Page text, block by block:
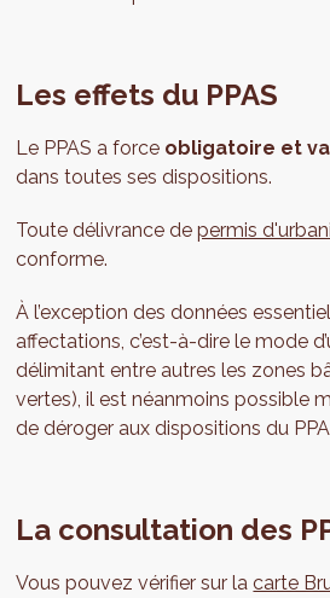
Les effets du PPAS
Le PPAS a force obligatoire et
dans toutes ses dispositions.
Toute délivrance depermis
conforme.
À l’exception des données
affectations, c’est-à-dire le mode
délimitant entre autres les zones
vertes), il est néanmoins possible
de déroger aux dispositions du
La consultation des
Vous pouvez vérifier sur lacarte